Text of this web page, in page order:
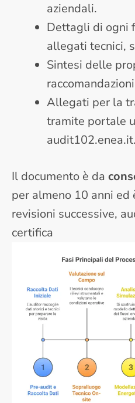
aziendali.
Dettagli di ogni
allegati tecnici,
Sintesi delle
Allegati per la
tramite portale
audit102.enea.it.
Il documento è da
per almeno 10 anni ed
revisioni successive,
certifica